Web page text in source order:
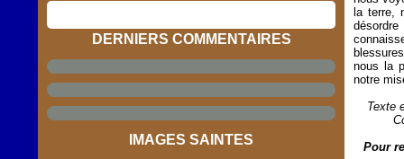
DERNIERS COMMENTAIRES
IMAGES SAINTES
la terre,
nous la
notre
Texte
Pour